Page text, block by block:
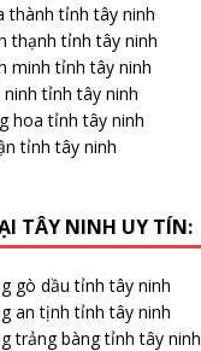
thành tỉnh tây ninh
thạnh tỉnh tây ninh
minh tỉnh tây ninh
tỉnh tây ninh
hoa tỉnh tây ninh
tỉnh tây ninh
TÂY NINH UY TÍN:
gò dầu tỉnh tây ninh
an tịnh tỉnh tây ninh
trảng bàng tỉnh tây ninh